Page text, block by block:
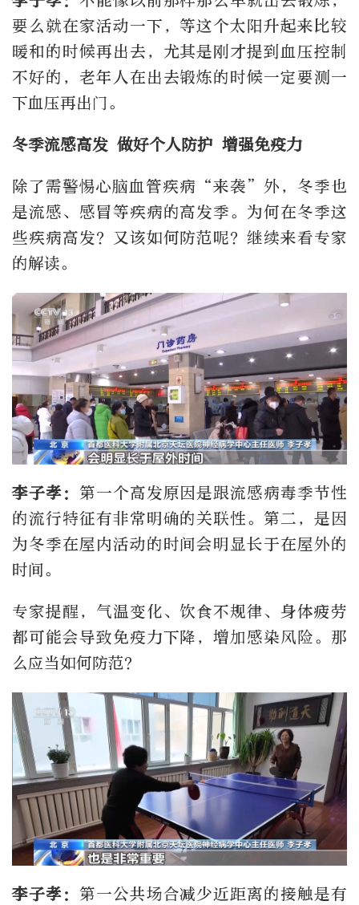
要么就在家活动一下，等这个太阳升起来比较
暖和的时候再出去，尤其是刚才提到血压控制
不好的，老年人在出去锻炼的时候一定要测一
下血压再出门。
冬季流感高发 做好个人防护 增强免疫力
除了需警惕心脑血管疾病“来袭”外，冬季也
是流感、感冒等疾病的高发季。为何在冬季这
些疾病高发？又该如何防范呢？继续来看专家
的解读。
李子孝： 第一个高发原因是跟流感病毒季节性
的流行特征有非常明确的关联性。第二，是因
为冬季在屋内活动的时间会明显长于在屋外的
时间。
专家提醒，气温变化、饮食不规律、身体疲劳
都可能会导致免疫力下降，增加感染风险。那
么应当如何防范？
李子孝： 第一公共场合减少近距离的接触是有